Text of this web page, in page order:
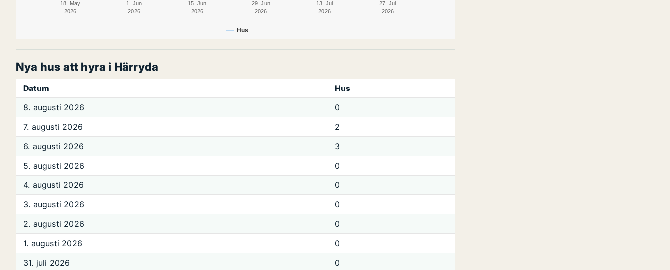
Hus
18. May
2026
1. Jun
2026
15. Jun
2026
29. Jun
2026
13. Jul
2026
27. Jul
2026
Nya hus att hyra i Härryda
Datum
Hus
8. augusti 2026
0
7. augusti 2026
2
6. augusti 2026
3
5. augusti 2026
0
4. augusti 2026
0
3. augusti 2026
0
2. augusti 2026
0
1. augusti 2026
0
31. juli 2026
0